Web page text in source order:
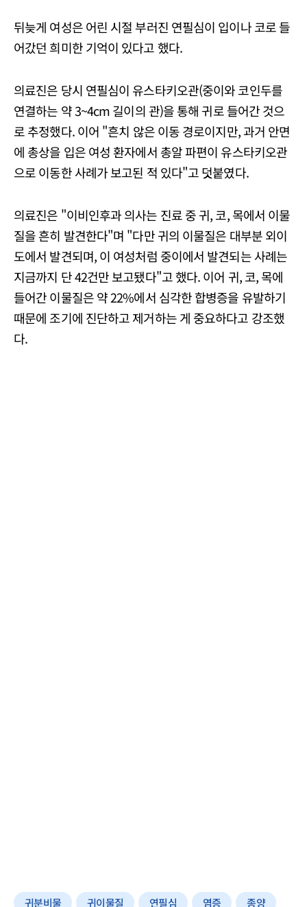
뒤늦게 여성은 어린 시절 부러진 연필심이 입이나 코로 들
어갔던 희미한 기억이 있다고 했다.
의료진은 당시 연필심이 유스타키오관(중이와 코인두를
연결하는 약 3~4cm 길이의 관)을 통해 귀로 들어간 것으
로 추정했다. 이어 "흔치 않은 이동 경로이지만, 과거 안면
에 총상을 입은 여성 환자에서 총알 파편이 유스타키오관
으로 이동한 사례가 보고된 적 있다"고 덧붙였다.
의료진은 "이비인후과 의사는 진료 중 귀, 코, 목에서 이물
질을 흔히 발견한다"며 "다만 귀의 이물질은 대부분 외이
도에서 발견되며, 이 여성처럼 중이에서 발견되는 사례는
지금까지 단 42건만 보고됐다"고 했다. 이어 귀, 코, 목에
들어간 이물질은 약 22%에서 심각한 합병증을 유발하기
때문에 조기에 진단하고 제거하는 게 중요하다고 강조했
다.
귀분비물 귀이물질 연필심 염증 종양